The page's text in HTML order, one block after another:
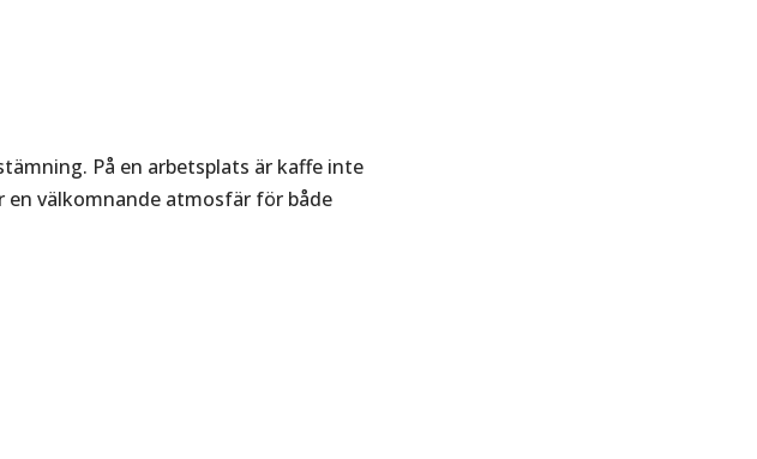
På en arbetsplats är kaffe inte
en välkomnande atmosfär för både